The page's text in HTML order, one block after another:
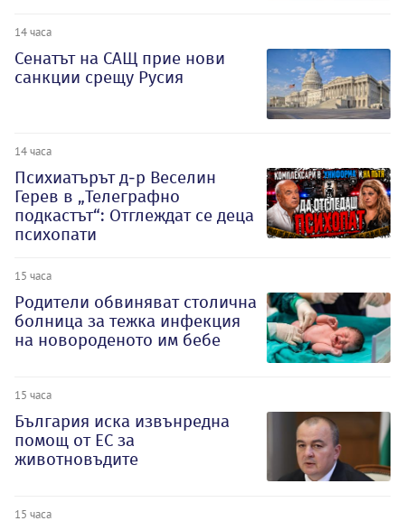
14 часа
Сенатът на САЩ прие нови
санкции срещу Русия
14 часа
Психиатърът д-р Веселин
Герев в „Телеграфно
подкастът“: Отглеждат се деца
психопати
15 часа
Родители обвиняват столична
болница за тежка инфекция
на новороденото им бебе
15 часа
България иска извънредна
помощ от ЕС за
животновъдите
15 часа